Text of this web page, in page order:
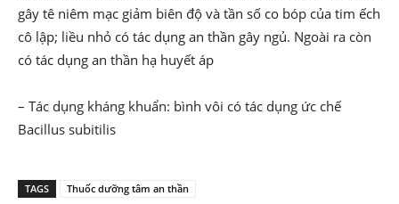
gây tê niêm mạc giảm biên độ và tần số co bóp của tim ếch
cô lập; liều nhỏ có tác dụng an thần gây ngủ. Ngoài ra còn
có tác dụng an thần hạ huyết áp
– Tác dụng kháng khuẩn: bình vôi có tác dụng ức chế
Bacillus subitilis
TAGS Thuốc dưỡng tâm an thần